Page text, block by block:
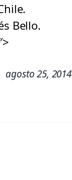
Bello.
agosto 25, 2014